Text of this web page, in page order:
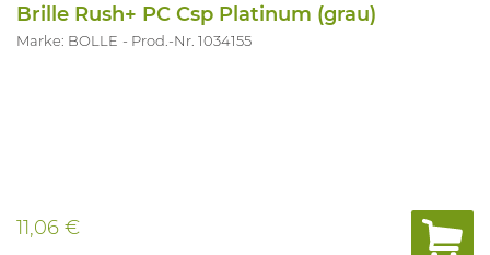
Brille Rush+ PC Csp Platinum (grau)
Marke: BOLLE Prod.-Nr. 1034155
11,06 €